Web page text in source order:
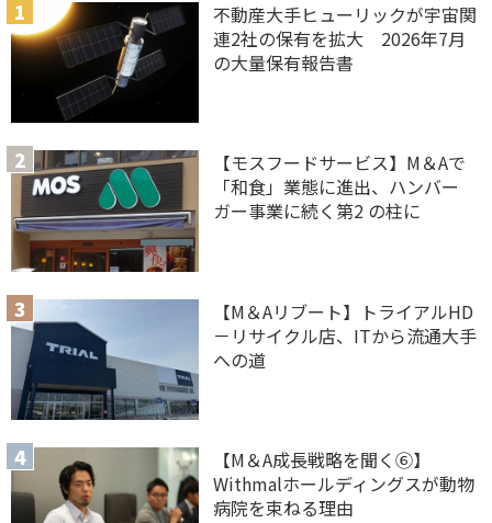
不動産大手ヒューリックが宇宙関
連2社の保有を拡大 2026年7月
の大量保有報告書
【モスフードサービス】M＆Aで
「和食」業態に進出、ハンバー
ガー事業に続く第2 の柱に
【M＆Aリブート】トライアルHD
－リサイクル店、ITから流通大手
への道
【M＆A 成長戦略を聞く⑥】
Withmalホールディングスが動物
病院を束ねる理由